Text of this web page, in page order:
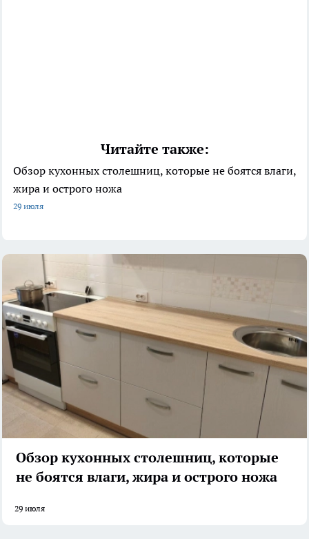
Читайте также:
Обзор кухонных столешниц, которые не боятся влаги,
жира и острого ножа
29 июля
Обзор кухонных столешниц, которые
не боятся влаги, жира и острого ножа
29 июля